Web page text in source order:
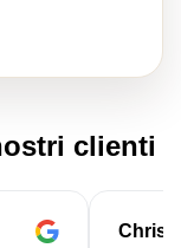
clienti